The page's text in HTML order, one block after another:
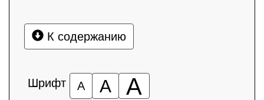
К содержанию
Шрифт А А А